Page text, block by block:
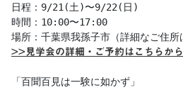
日程：9/21(土)〜9/22(日)
時間：10:00〜17:00
>>見学会の詳細・ご予約はこちらから
「百聞百見は一験に如かず」